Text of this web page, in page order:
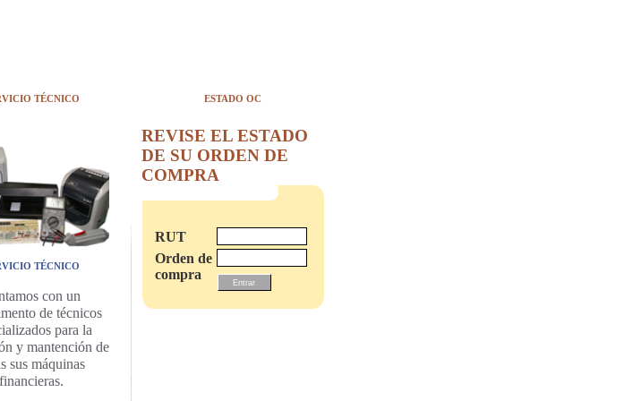
TÉCNICO
TÉCNICO
con un
de técnicos
para la
y mantención de
sus máquinas
financieras.
ESTADO OC
REVISE EL ESTADO
DE SU ORDEN DE
COMPRA
RUT
Orden de
compra